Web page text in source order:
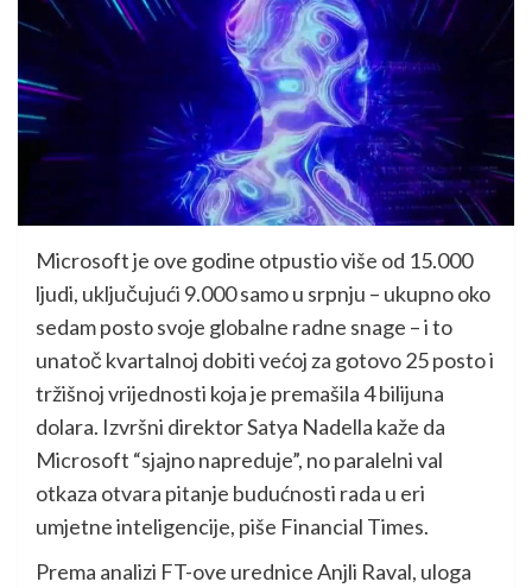
Microsoft je ove godine otpustio više od 15.000
ljudi, uključujući 9.000 samo u srpnju – ukupno oko
sedam posto svoje globalne radne snage – i to
unatoč kvartalnoj dobiti većoj za gotovo 25 posto i
tržišnoj vrijednosti koja je premašila 4 bilijuna
dolara. Izvršni direktor Satya Nadella kaže da
Microsoft “sjajno napreduje”, no paralelni val
otkaza otvara pitanje budućnosti rada u eri
umjetne inteligencije, piše Financial Times.
Prema analizi FT-ove urednice Anjli Raval, uloga